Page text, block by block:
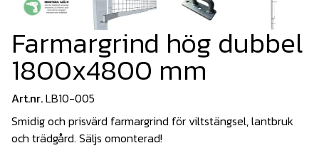
Farmargrind hög dubbel
1800x4800 mm
Art.nr.LB10-005
Smidig och prisvärd farmargrind för viltstängsel, lantbruk
och trädgård. Säljs omonterad!